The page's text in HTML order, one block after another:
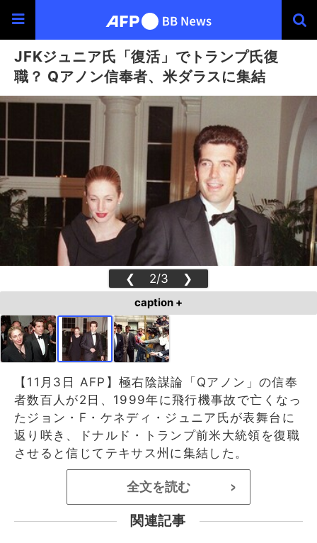
JFKジュニア氏「復活」でトランプ氏復
職？ Qアノン信奉者、米ダラスに集結
❮ 2/3 ❯
caption +
【11月3日 AFP】極右陰謀論「Qアノン」の信奉
者数百人が2日、1999年に飛行機事故で亡くなっ
たジョン・F・ケネディ・ジュニア氏が表舞台に
返り咲き、ドナルド・トランプ前米大統領を復職
させると信じてテキサス州に集結した。
全文を読む >
関連記事